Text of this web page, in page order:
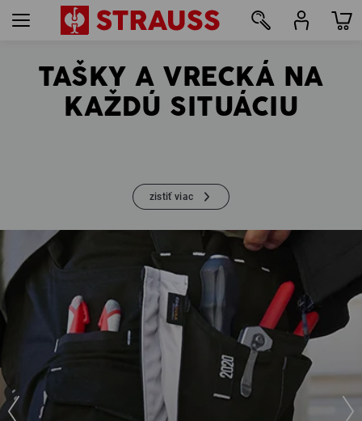
TAŠKY A VRECKÁ NA
KAŽDÚ SITUÁCIU
zistiť viac
8